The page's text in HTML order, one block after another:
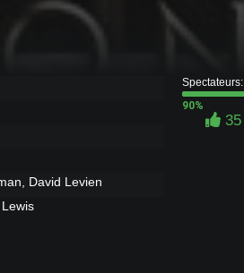
David Levien
Spectateurs:
90%
35